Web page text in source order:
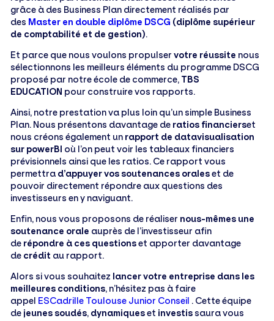
grâce à des Business Plan directement réalisés par
des Master en double diplôme DSCG (diplôme supérieur
de comptabilité et de gestion).
Et parce que nous voulons propulservotre réussite nous
sélectionnons les meilleurs éléments du programme DSCG
proposé par notre école de commerce, TBS
EDUCATION pour construire vos rapports.
Ainsi, notre prestation va plus loin qu’un simple Business
Plan. Nous présentons davantage de ratios financierset
nous créons également un rapport de datavisualisation
sur powerBI où l’on peut voir les tableaux financiers
prévisionnels ainsi que les ratios. Ce rapport vous
permettra d’appuyer vos soutenances oraleset de
pouvoir directement répondre aux questions des
investisseurs en y naviguant.
Enfin, nous vous proposons de réaliser nous-mêmes une
soutenance orale auprès de l’investisseur afin
de répondre à ces questionset apporter davantage
de crédit au rapport.
Alors si vous souhaitez lancer votre entreprise dans les
meilleures conditions, n’hésitez pas à faire
appel ESCadrille Toulouse Junior Conseil . Cette équipe
de jeunes soudés, dynamiqueset investis saura vous